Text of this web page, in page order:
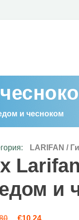
и чесноком
LARIFAN /
и
Текущая